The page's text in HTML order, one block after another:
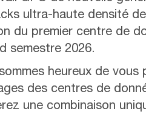
ultra-haute densité
du premier centre de
semestre 2026.
heureux de vous
des centres de
une combinaison